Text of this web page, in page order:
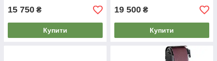
15 750 ₴
Купити
19 500 ₴
Купити